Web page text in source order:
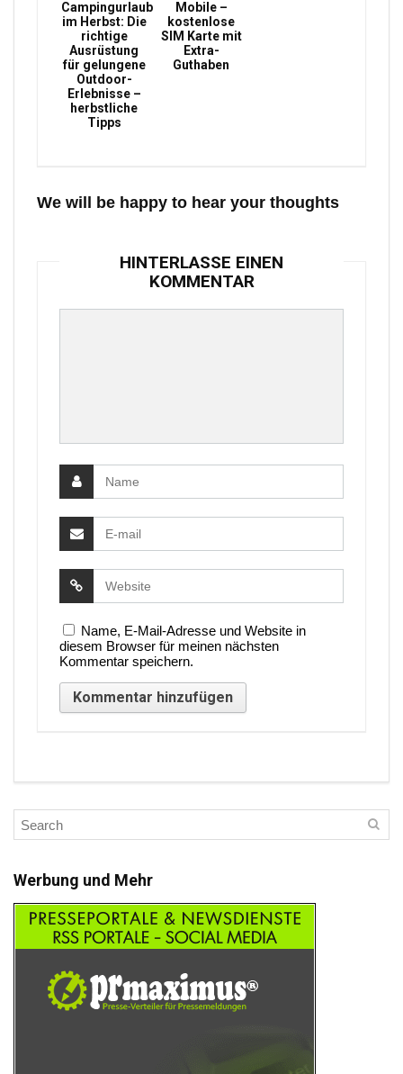
Campingurlaub
im Herbst: Die
richtige
Ausrüstung
für gelungene
Outdoor-
Erlebnisse –
herbstliche
Tipps
Mobile –
kostenlose
SIM Karte mit
Extra-
Guthaben
We will be happy to hear your thoughts
HINTERLASSE EINEN
KOMMENTAR
Name, E-Mail-Adresse und Website in
diesem Browser für meinen nächsten
Kommentar speichern.
Werbung und Mehr